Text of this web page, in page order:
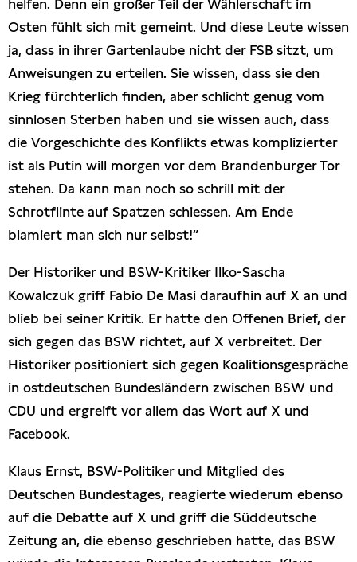
helfen. Denn ein großer Teil der Wählerschaft im
Osten fühlt sich mit gemeint. Und diese Leute wissen
ja, dass in ihrer Gartenlaube nicht der FSB sitzt, um
Anweisungen zu erteilen. Sie wissen, dass sie den
Krieg fürchterlich finden, aber schlicht genug vom
sinnlosen Sterben haben und sie wissen auch, dass
die Vorgeschichte des Konflikts etwas komplizierter
ist als Putin will morgen vor dem Brandenburger Tor
stehen. Da kann man noch so schrill mit der
Schrotflinte auf Spatzen schiessen. Am Ende
blamiert man sich nur selbst!“
Der Historiker und BSW-Kritiker Ilko-Sascha
Kowalczuk griff Fabio De Masi daraufhin auf X an und
blieb bei seiner Kritik. Er hatte den Offenen Brief, der
sich gegen das BSW richtet, auf X verbreitet. Der
Historiker positioniert sich gegen Koalitionsgespräche
in ostdeutschen Bundesländern zwischen BSW und
CDU und ergreift vor allem das Wort auf X und
Facebook.
Klaus Ernst, BSW-Politiker und Mitglied des
Deutschen Bundestages, reagierte wiederum ebenso
auf die Debatte auf X und griff die Süddeutsche
Zeitung an, die ebenso geschrieben hatte, das BSW